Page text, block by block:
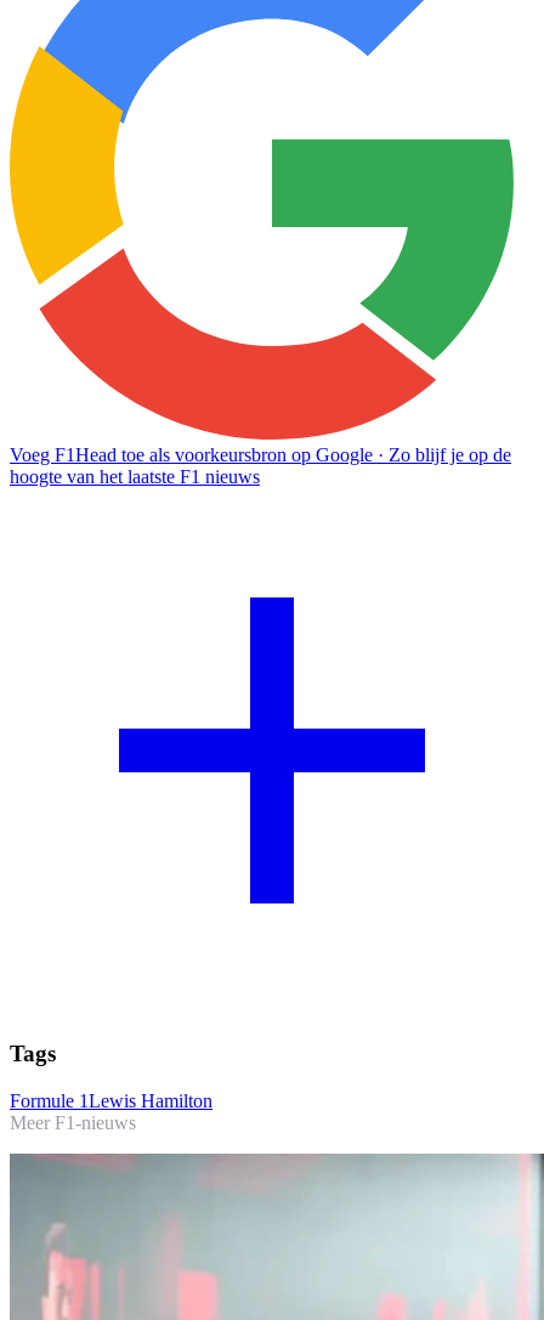
Voeg F1Head toe als voorkeursbron op Google · Zo blijf je op de
hoogte van het laatste F1 nieuws
Tags
Formule 1Lewis Hamilton
Meer F1-nieuws